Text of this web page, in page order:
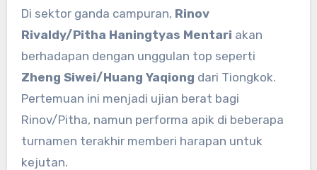
Di sektor ganda campuran, Rinov
Rivaldy/Pitha Haningtyas Mentari akan
berhadapan dengan unggulan top seperti
Zheng Siwei/Huang Yaqiong dari Tiongkok.
Pertemuan ini menjadi ujian berat bagi
Rinov/Pitha, namun performa apik di beberapa
turnamen terakhir memberi harapan untuk
kejutan.